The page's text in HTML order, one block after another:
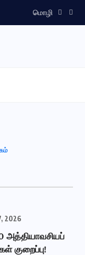
மொழி
2026
அத்தியாவசியப்
குறைப்பு!